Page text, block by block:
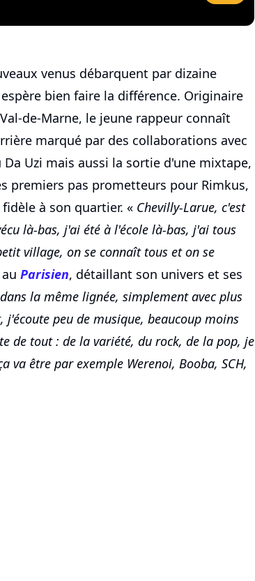
venus débarquent par dizaine
bien faire la différence. Originaire
de-Marne, le jeune rappeur connaît
marqué par des collaborations avec
Da Uzi mais aussi la sortie d'une mixtape,
premiers pas prometteurs pour Rimkus,
à son quartier. « Chevilly-Larue, c'est
là-bas, j'ai été à l'école là-bas, j'ai tous
village, on se connaît tous et on se
Parisien, détaillant son univers et ses
la même lignée, simplement avec plus
peu de musique, beaucoup moins
de tout : de la variété, du rock, de la pop, je
va être par exemple Werenoi, Booba, SCH,